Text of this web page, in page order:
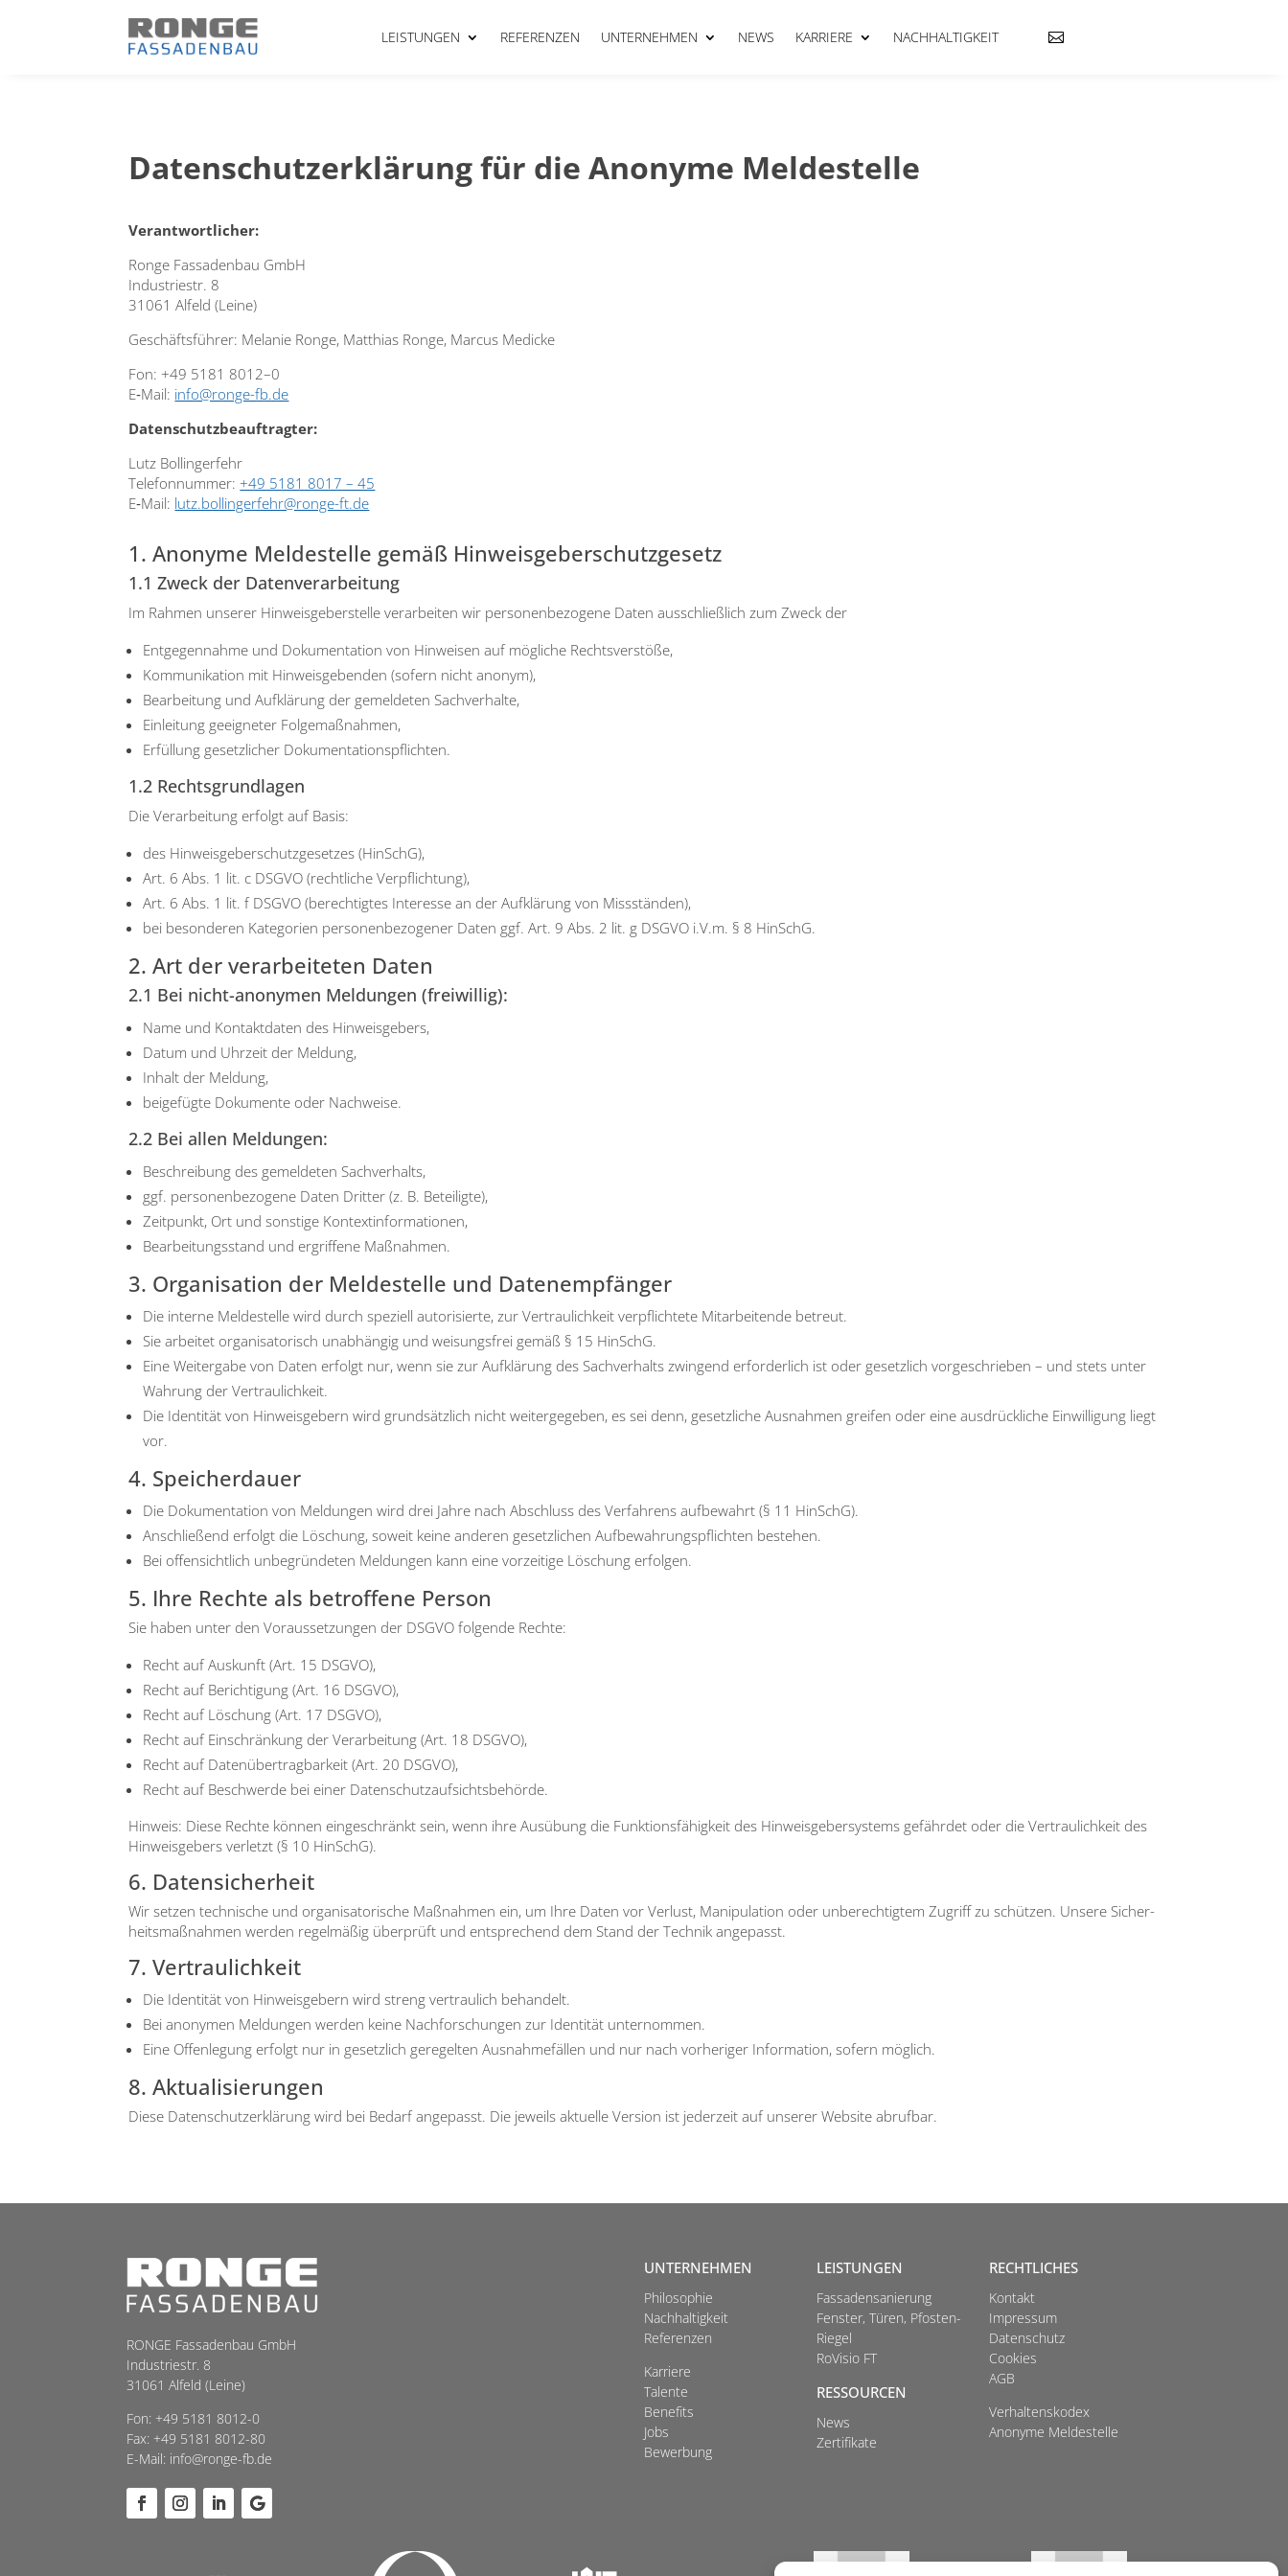
LEISTUNGEN REFERENZEN UNTERNEHMEN NEWS KARRIERE NACHHALTIGKEIT 
Datenschutzerklärung für die Anonyme Meldestelle
Ver­ant­wort­li­cher:
Ron­ge Fas­sa­den­bau GmbH
Indus­trie­str. 8
31061 Alfeld (Lei­ne)
Geschäfts­füh­rer: Mela­nie Ron­ge, Mat­thi­as Ron­ge, Mar­cus Medi­cke
Fon: +49 5181 8012–0
E‑Mail: info@ronge-fb.de
Daten­schutz­be­auf­trag­ter:
Lutz Bol­lin­ger­fehr
Tele­fon­num­mer:+49 5181 8017 – 45
E‑Mail: lutz.bollingerfehr@ronge-ft.de
1. Anonyme Meldestelle gemäß Hinweisgeberschutzgesetz
1.1 Zweck der Datenverarbeitung
Im Rah­men unse­rer Hin­weis­ge­ber­stel­le ver­ar­bei­ten wir per­so­nen­be­zo­ge­ne Daten aus­schließ­lich zum Zweck der
Ent­ge­gen­nah­me und Doku­men­ta­ti­on von Hin­wei­sen auf mög­li­che Rechts­ver­stö­ße,
Kom­mu­ni­ka­ti­on mit Hin­weis­ge­ben­den (sofern nicht anonym),
Bear­bei­tung und Auf­klä­rung der gemel­de­ten Sach­ver­hal­te,
Ein­lei­tung geeig­ne­ter Fol­ge­maß­nah­men,
Erfül­lung gesetz­li­cher Doku­men­ta­ti­ons­pflich­ten.
1.2 Rechtsgrundlagen
Die Ver­ar­bei­tung erfolgt auf Basis:
des Hin­weis­ge­ber­schutz­ge­set­zes (HinSchG),
Art. 6 Abs. 1 lit. c DSGVO (recht­li­che Ver­pflich­tung),
Art. 6 Abs. 1 lit. f DSGVO (berech­tig­tes Inter­es­se an der Auf­klä­rung von Miss­stän­den),
bei beson­de­ren Kate­go­rien per­so­nen­be­zo­ge­ner Daten ggf. Art. 9 Abs. 2 lit. g DSGVO i.V.m. § 8 HinSchG.
2. Art der verarbeiteten Daten
2.1 Bei nicht-anonymen Meldungen (freiwillig):
Name und Kon­takt­da­ten des Hin­weis­ge­bers,
Datum und Uhr­zeit der Mel­dung,
Inhalt der Mel­dung,
bei­gefüg­te Doku­men­te oder Nach­wei­se.
2.2 Bei allen Meldungen:
Beschrei­bung des gemel­de­ten Sach­ver­halts,
ggf. per­so­nen­be­zo­ge­ne Daten Drit­ter (z. B. Betei­lig­te),
Zeit­punkt, Ort und sons­ti­ge Kon­text­in­for­ma­tio­nen,
Bear­bei­tungs­stand und ergrif­fe­ne Maß­nah­men.
3. Organisation der Meldestelle und Datenempfänger
Die inter­ne Mel­de­stel­le wird durch spe­zi­ell auto­ri­sier­te, zur Ver­trau­lich­keit ver­pflich­te­te Mit­ar­bei­ten­de betreut.
Sie arbei­tet orga­ni­sa­to­risch unab­hän­gig und wei­sungs­frei gemäß § 15 HinSchG.
Eine Wei­ter­ga­be von Daten erfolgt nur, wenn sie zur Auf­klä­rung des Sach­ver­halts zwin­gend erfor­der­lich ist oder gesetz­lich vor­ge­schrie­ben – und stets unter
Wah­rung der Ver­trau­lich­keit.
Die Iden­ti­tät von Hin­weis­ge­bern wird grund­sätz­lich nicht wei­ter­ge­ge­ben, es sei denn, gesetz­li­che Aus­nah­men grei­fen oder eine aus­drück­li­che Ein­wil­li­gung liegt
vor.
4. Speicherdauer
Die Doku­men­ta­ti­on von Mel­dun­gen wird drei Jah­re nach Abschluss des Ver­fah­rens auf­be­wahrt (§ 11 HinSchG).
Anschlie­ßend erfolgt die Löschung, soweit kei­ne ande­ren gesetz­li­chen Auf­be­wah­rungs­pflich­ten bestehen.
Bei offen­sicht­lich unbe­grün­de­ten Mel­dun­gen kann eine vor­zei­ti­ge Löschung erfol­gen.
5. Ihre Rechte als betroffene Person
Sie haben unter den Vor­aus­set­zun­gen der DSGVO fol­gen­de Rech­te:
Recht auf Aus­kunft (Art. 15 DSGVO),
Recht auf Berich­ti­gung (Art. 16 DSGVO),
Recht auf Löschung (Art. 17 DSGVO),
Recht auf Ein­schrän­kung der Ver­ar­bei­tung (Art. 18 DSGVO),
Recht auf Daten­über­trag­bar­keit (Art. 20 DSGVO),
Recht auf Beschwer­de bei einer Daten­schutz­auf­sichts­be­hör­de.
Hin­weis: Die­se Rech­te kön­nen ein­ge­schränkt sein, wenn ihre Aus­übung die Funk­ti­ons­fä­hig­keit des Hin­weis­ge­ber­sys­tems gefähr­det oder die Ver­trau­lich­keit des
Hin­weis­ge­bers ver­letzt (§ 10 HinSchG).
6. Datensicherheit
Wir set­zen tech­ni­sche und orga­ni­sa­to­ri­sche Maß­nah­men ein, um Ihre Daten vor Ver­lust, Mani­pu­la­ti­on oder unbe­rech­tig­tem Zugriff zu schüt­zen. Unse­re Sicher­
heits­maß­nah­men wer­den regel­mä­ßig über­prüft und ent­spre­chend dem Stand der Tech­nik ange­passt.
7. Vertraulichkeit
Die Iden­ti­tät von Hin­weis­ge­bern wird streng ver­trau­lich behan­delt.
Bei anony­men Mel­dun­gen wer­den kei­ne Nach­for­schun­gen zur Iden­ti­tät unter­nom­men.
Eine Offen­le­gung erfolgt nur in gesetz­lich gere­gel­ten Aus­nah­me­fäl­len und nur nach vor­he­ri­ger Infor­ma­ti­on, sofern mög­lich.
8. Aktualisierungen
Die­se Daten­schutz­er­klä­rung wird bei Bedarf ange­passt. Die jeweils aktu­el­le Ver­si­on ist jeder­zeit auf unse­rer Web­site abruf­bar.
RONGE Fassadenbau GmbH
Industriestr. 8
31061 Alfeld (Leine)
Fon: +49 5181 8012-0
Fax: +49 5181 8012-80
E-Mail: info@ronge-fb.de
UNTERNEHMEN
Philosophie
Nachhaltigkeit
Referenzen
Karriere
Talente
Benefits
Jobs
Bewerbung
LEISTUNGEN
Fassadensanierung
Fenster, Türen, Pfosten-
Riegel
RoVisio FT
RESSOURCEN
News
Zertifikate
RECHTLICHES
Kontakt
Impressum
Datenschutz
Cookies
AGB
Verhaltenskodex
Anonyme Meldestelle